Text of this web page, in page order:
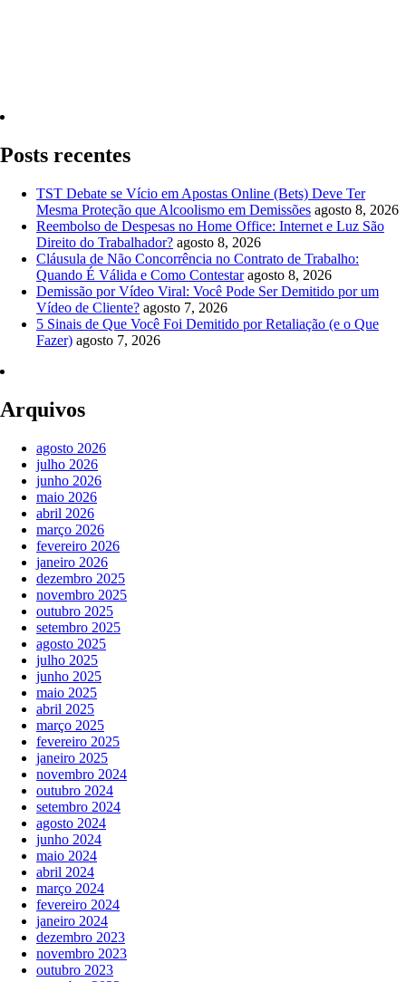
Posts recentes
TST Debate se Vício em Apostas Online (Bets) Deve Ter
Mesma Proteção que Alcoolismo em Demissões agosto 8, 2026
Reembolso de Despesas no Home Office: Internet e Luz São
Direito do Trabalhador? agosto 8, 2026
Cláusula de Não Concorrência no Contrato de Trabalho:
Quando É Válida e Como Contestar agosto 8, 2026
Demissão por Vídeo Viral: Você Pode Ser Demitido por um
Vídeo de Cliente? agosto 7, 2026
5 Sinais de Que Você Foi Demitido por Retaliação (e o Que
Fazer) agosto 7, 2026
Arquivos
agosto 2026
julho 2026
junho 2026
maio 2026
abril 2026
março 2026
fevereiro 2026
janeiro 2026
dezembro 2025
novembro 2025
outubro 2025
setembro 2025
agosto 2025
julho 2025
junho 2025
maio 2025
abril 2025
março 2025
fevereiro 2025
janeiro 2025
novembro 2024
outubro 2024
setembro 2024
agosto 2024
junho 2024
maio 2024
abril 2024
março 2024
fevereiro 2024
janeiro 2024
dezembro 2023
novembro 2023
outubro 2023